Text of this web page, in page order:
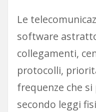
Le
software
collegamenti,
protocolli,
frequenze che
secondo leggi